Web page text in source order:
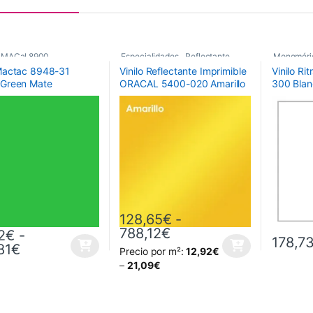
8900
, Vinilos De Corte
8948-31
Mate
€ -
€ Rango de precios: desde 35,42€ hasta
tiene múltiples variantes. Las opciones se pueden elegir en la
Especialidades Reflectante
Vinilos De Corte
Vinilo Reflectante Imprimible
ORACAL 5400-020 Amarillo
128,65€ -
788,12€Rango de precios:
Precio por m²:12,92€
– 21,09€
Este producto tiene múltiples variantes.
Matt
Vinilos
Vinilo
300